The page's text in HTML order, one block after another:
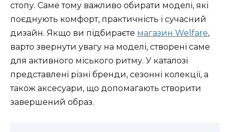
стопу. Саме тому важливо обирати моделі, які
поєднують комфорт, практичність і сучасний
дизайн. Якщо ви підбираєте магазин Welfare,
варто звернути увагу на моделі, створені саме
для активного міського ритму. У каталозі
представлені різні бренди, сезонні колекції, а
також аксесуари, що допомагають створити
завершений образ.